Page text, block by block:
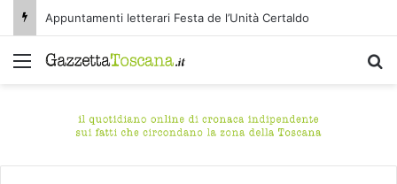
Appuntamenti letterari Festa de l’Unità Certaldo
Menu